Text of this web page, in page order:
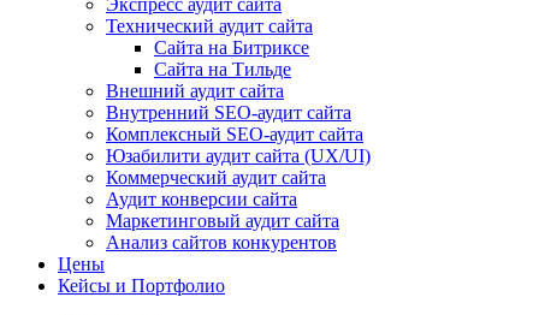
Экспресс аудит сайта
Технический аудит сайта
Сайта на Битриксе
Сайта на Тильде
Внешний аудит сайта
Внутренний SEO-аудит сайта
Комплексный SEO-аудит сайта
Юзабилити аудит сайта (UX/UI)
Коммерческий аудит сайта
Аудит конверсии сайта
Маркетинговый аудит сайта
Анализ сайтов конкурентов
Цены
Кейсы и Портфолио